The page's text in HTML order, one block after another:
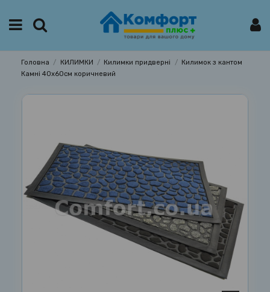
Головна КИЛИМКИ Килимки придверні
Килимок з кантом
Камні 40х60см коричневий